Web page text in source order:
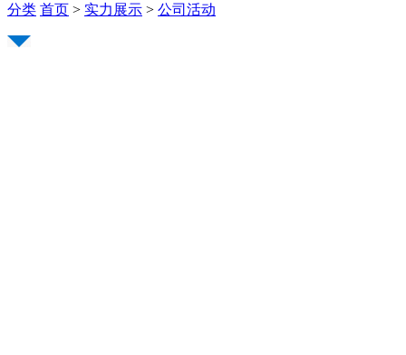
分类 首页 > 实力展示 > 公司活动